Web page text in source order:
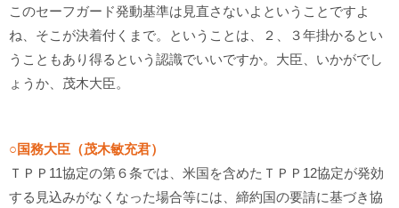
このセーフガード発動基準は見直さないよということですよ
ね、そこが決着付くまで。ということは、２、３年掛かるとい
うこともあり得るという認識でいいですか。大臣、いかがでし
ょうか、茂木大臣。
○国務大臣（茂木敏充君）
ＴＰＰ11協定の第６条では、米国を含めたＴＰＰ12協定が発効
する見込みがなくなった場合等には、締約国の要請に基づき協